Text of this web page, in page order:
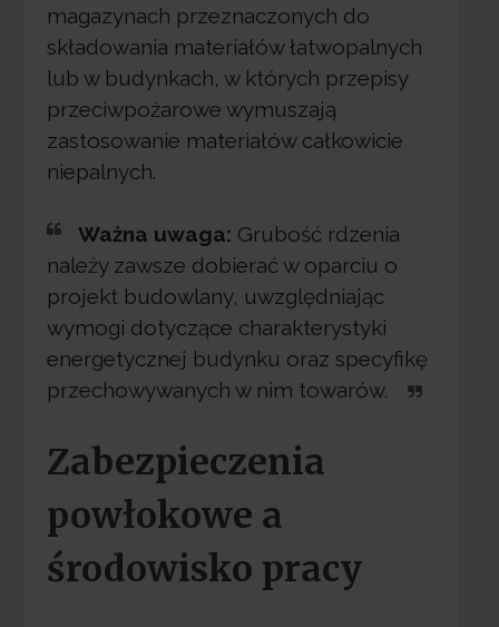
magazynach przeznaczonych do
składowania materiałów łatwopalnych
lub w budynkach, w których przepisy
przeciwpożarowe wymuszają
zastosowanie materiałów całkowicie
niepalnych.
Ważna uwaga: Grubość rdzenia
należy zawsze dobierać w oparciu o
projekt budowlany, uwzględniając
wymogi dotyczące charakterystyki
energetycznej budynku oraz specyfikę
przechowywanych w nim towarów.
Zabezpieczenia
powłokowe a
środowisko pracy